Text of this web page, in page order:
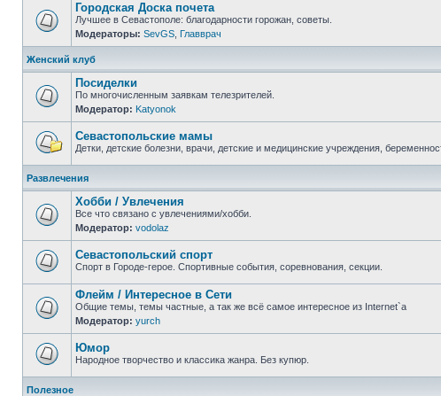
Нет
непрочитанных
сообщений
Городская Доска почета
Лучшее в Севастополе: благодарности горожан, советы.
Модераторы: SevGS Главврач
Женский клуб
Нет
непрочитанных
сообщений
Посиделки
По многочисленным заявкам телезрителей.
Модератор: Katyonok
непрочитанных
сообщений
Севастопольские мамы
Детки, детские болезни, врачи, детские и медицинские учреждения,
Развлечения
Нет
непрочитанных
сообщений
Хобби / Увлечения
Все что связано с увлечениями/хобби.
Модератор: vodolaz
непрочитанных
сообщений
Севастопольский спорт
Спорт в Городе-герое. Спортивные события, соревнования, секции.
Нет
непрочитанных
сообщений
Флейм / Интересное в Cети
Общие темы, темы частные, а так же всё самое интересное из Internet`а
Модератор: yurch
непрочитанных
сообщений
Юмор
Народное творчество и классика жанра. Без купюр.
Полезное